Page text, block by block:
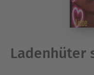
Ladenhüter